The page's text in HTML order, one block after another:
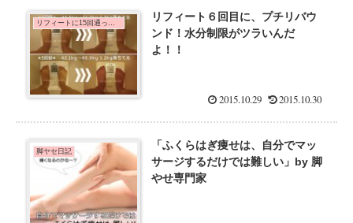
リフィートに15回通った口コミ体験談
リフィート６回目に、プチリバウ
ンド！水分制限がツラいんだ
よ！！
2015.10.29 2015.10.30
脚ヤセ日記
「ふくらはぎ痩せは、自分でマッ
サージするだけでは難しい」by 脚
やせ専門家